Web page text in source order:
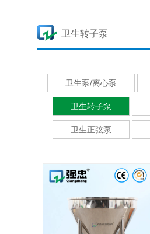
卫生转子泵
卫生泵/离心泵
卫生转子泵
卫生正弦泵